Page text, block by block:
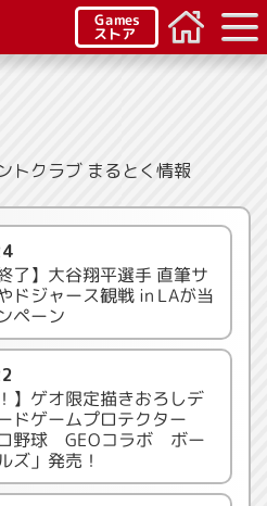
Games
ストア
了】大谷翔平選手 直筆サ
ドジャース観戦 in LAが当
ペーン
】ゲオ限定描きおろしデ
ドゲームプロテクター
野球 GEOコラボ ボー
ズ」発売！